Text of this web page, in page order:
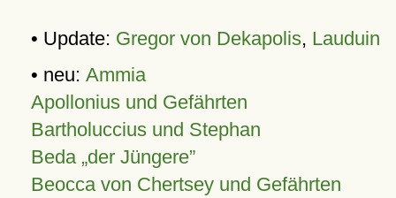
• Update: Gregor von Dekapolis, Lauduin
• neu: Ammia
Apollonius und Gefährten
Bartholuccius und Stephan
Beda „der Jüngere”
Beocca von Chertsey und Gefährten